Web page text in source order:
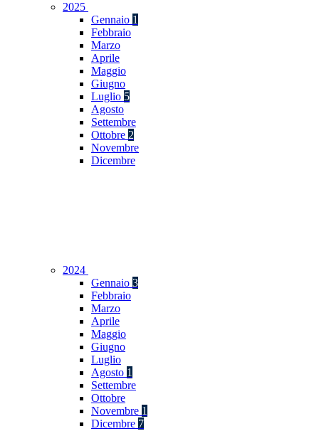
2025
Gennaio 1
Febbraio
Marzo
Aprile
Maggio
Giugno
Luglio 5
Agosto
Settembre
Ottobre 2
Novembre
Dicembre
2024
Gennaio 3
Febbraio
Marzo
Aprile
Maggio
Giugno
Luglio
Agosto 1
Settembre
Ottobre
Novembre 1
Dicembre 7